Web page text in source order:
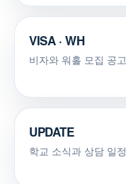
VISA · WH
비자와 워홀 모집 공
UPDATE
학교 소식과 상담 일